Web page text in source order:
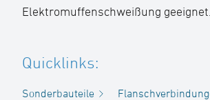
Elektromuffenschweißung geeignet.
Quicklinks:
Sonderbauteile